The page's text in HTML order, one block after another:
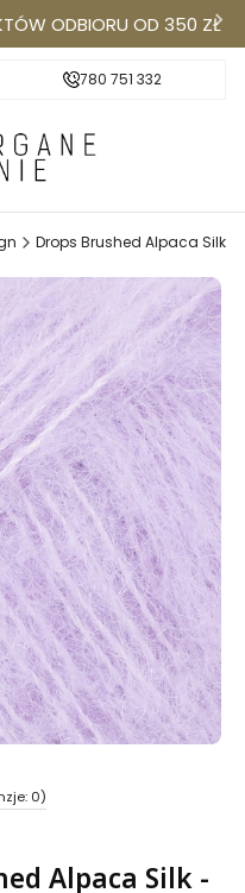
ODBIORU OD 350 ZŁ
do Punktów Odbioru od
780 751 332
Drops Brushed Alpaca Silk
0)
Alpaca Silk -